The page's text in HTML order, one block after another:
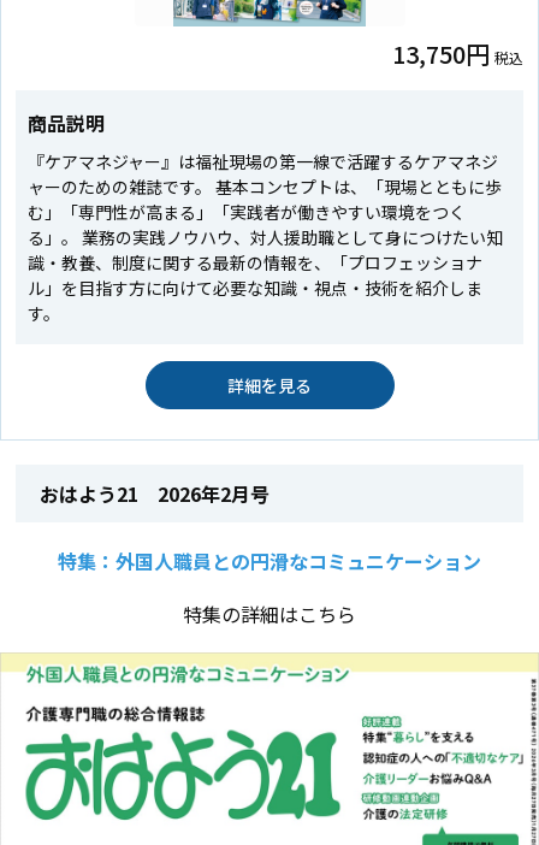
13,750円 税込
商品説明
『ケアマネジャー』は福祉現場の第一線で活躍するケアマネジ
ャーのための雑誌です。 基本コンセプトは、「現場とともに歩
む」「専門性が高まる」「実践者が働きやすい環境をつく
る」。 業務の実践ノウハウ、対人援助職として身につけたい知
識・教養、制度に関する最新の情報を、「プロフェッショナ
ル」を目指す方に向けて必要な知識・視点・技術を紹介しま
す。
詳細を見る
おはよう21 2026年2月号
特集：外国人職員との円滑なコミュニケーション
特集の詳細はこちら